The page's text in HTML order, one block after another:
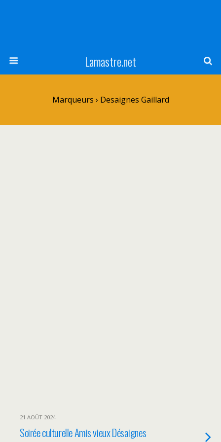
Lamastre.net
Marqueurs › Desaignes Gaillard
21 AOÛT 2024
Soirée culturelle Amis vieux Désaignes